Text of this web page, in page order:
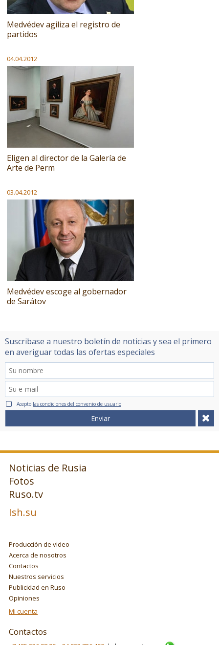
Medvédev agiliza el registro de
partidos
04.04.2012
Eligen al director de la Galería de
Arte de Perm
03.04.2012
Medvédev escoge al gobernador
de Sarátov
Suscribase a nuestro boletín de noticias y sea el primero
en averiguar todas las ofertas especiales
Acepto las condiciones del convenio de usuario
Enviar
Noticias de Rusia
Fotos
Ruso.tv
Ish.su
Producción de video
Acerca de nosotros
Contactos
Nuestros servicios
Publicidad en Ruso
Opiniones
Mi cuenta
Contactos